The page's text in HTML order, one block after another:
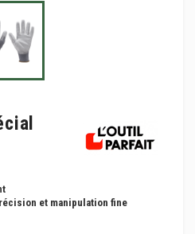
et manipulation fine